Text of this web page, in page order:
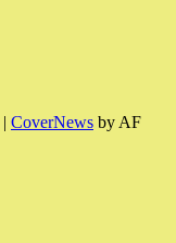
| CoverNews by AF